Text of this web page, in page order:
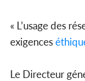
« L’usage des
exigences
Le Directeur